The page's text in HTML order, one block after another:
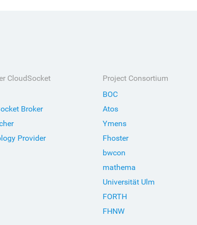
CloudSocket
Broker
Provider
Project Consortium
BOC
Atos
Ymens
Fhoster
bwcon
mathema
Universität Ulm
FORTH
FHNW